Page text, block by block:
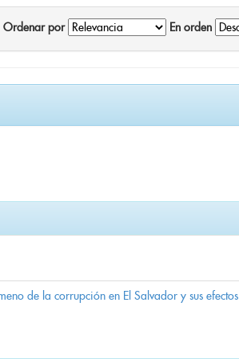
Ordenar por En orden
de la corrupción en El Salvador y sus efectos